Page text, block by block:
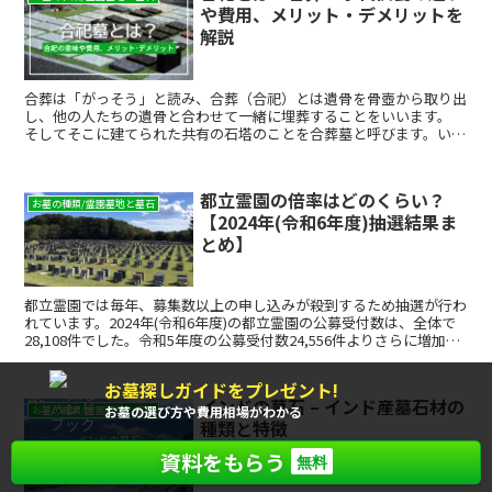
や費用、メリット・デメリットを
解説
合葬は「がっそう」と読み、合葬（合祀）とは遺骨を骨壺から取り出
し、他の人たちの遺骨と合わせて一緒に埋葬することをいいます。
そしてそこに建てられた共有の石塔のことを合葬墓と呼びます。いろ
を霊園側にお願いできるほか、個人でお墓を建てるより費用が安く済
むなどメリットが多く、近年注目されています。 今回は合葬の種類
や費用、メリットやデメリット、また、永代供養との違いなどについ
て詳しくご紹介いたします。お墓探しの参考にしてください。
お墓の種類/霊園墓地と墓石
都立霊園の倍率はどのくらい？
【2024年(令和6年度)抽選結果ま
とめ】
都立霊園では毎年、募集数以上の申し込みが殺到するため抽選が行わ
れています。2024年(令和6年度)の都立霊園の公募受付数は、全体で
28,108件でした。令和5年度の公募受付数24,556件よりさらに増加し
ています。また、倍率は例年通り高く、...
お墓の種類/霊園墓地と墓石
インドの墓石 – インド産墓石材の
種類と特徴
もれなく
全員に お墓探しガイドをプレゼント!
お墓の選び方や費用相場がわかる
資料をもらう 無料